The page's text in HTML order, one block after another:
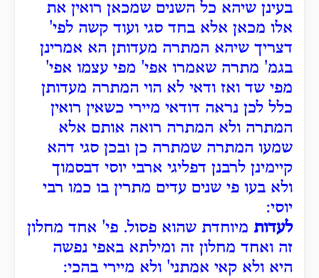
בעינן שיהא כל השנים שמכאן רואין את
אלו מכאן אלא בחד סגי ועוד קשה לפי'
דצריך שיהא המתרה מעדותן הא אמרינן
בגמ' מתרה שאמרו אפי' מפי עצמו אפי'
מפי שד ואז ודאי לא הוי המתרה מעדותן
כלל לכן נראה דודאי מיירי כשאין רואין
המתרה ולא המתרה רואה אותם אלא
שמעו המתרה שמתרה כן ובכן סגי דהא
קיימינן לרבנן דפליגי ארבי יוסי דבסמוך
ולא בעו פי שנים עדים מתרין בו כמו רבי
יוסי:
לעדות מיוחדת שהוא פסול. פי' אחד מחלון
זה ואחד מחלון זה ומילתא באפי נפשה
היא ולא קאי אמתני' ולא מיירי בהכי: